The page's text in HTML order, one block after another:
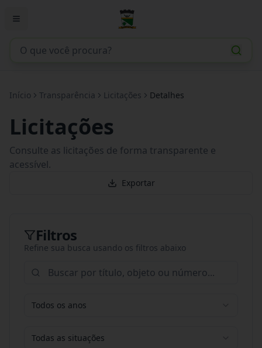
Início Transparência Licitações Detalhes
Licitações
Consulte as licitações de forma transparente e
acessível.
Exportar
Filtros
Refine sua busca usando os filtros abaixo
Todos os anos
Todas as situações